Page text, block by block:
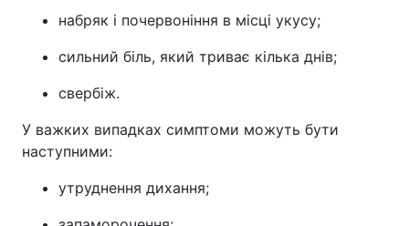
набряк і почервоніння в місці укусу;
сильний біль, який триває кілька днів;
свербіж.
У важких випадках симптоми можуть бути
наступними:
утруднення дихання;